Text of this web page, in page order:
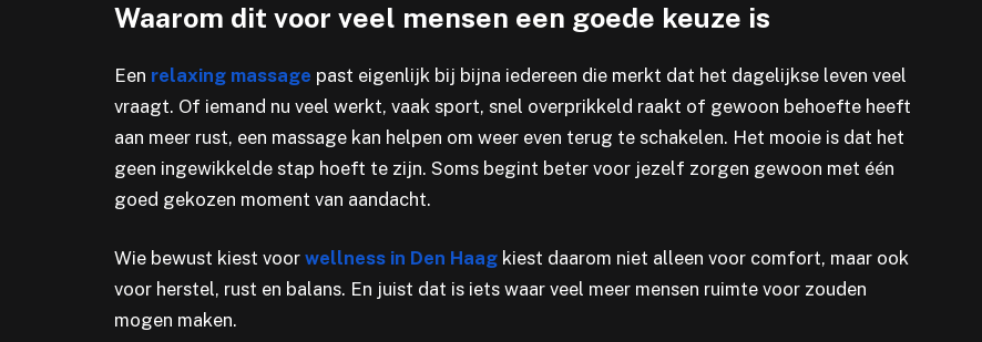
Waarom dit voor veel mensen een goede keuze is
Een relaxing massage past eigenlijk bij bijna iedereen die merkt dat het dagelijkse leven veel
vraagt. Of iemand nu veel werkt, vaak sport, snel overprikkeld raakt of gewoon behoefte heeft
aan meer rust, een massage kan helpen om weer even terug te schakelen. Het mooie is dat het
geen ingewikkelde stap hoeft te zijn. Soms begint beter voor jezelf zorgen gewoon met één
goed gekozen moment van aandacht.
Wie bewust kiest voor wellness in Den Haag kiest daarom niet alleen voor comfort, maar ook
voor herstel, rust en balans. En juist dat is iets waar veel meer mensen ruimte voor zouden
mogen maken.